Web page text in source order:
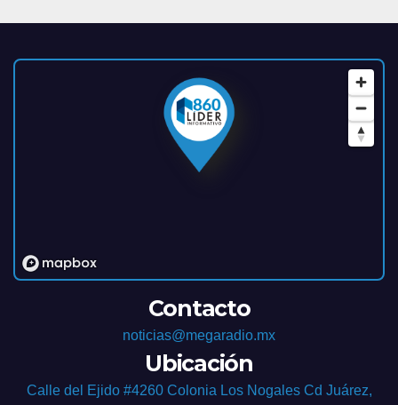
Contacto
noticias@megaradio.mx
Ubicación
Calle del Ejido #4260 Colonia Los Nogales Cd Juárez,